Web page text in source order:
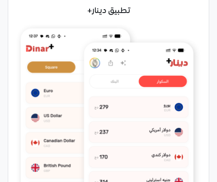
تطبيق دينار+